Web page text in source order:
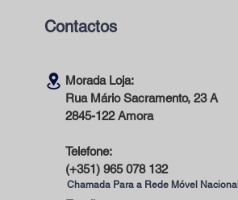
Contactos
Morada Loja:
Rua Mário Sacramento, 23 A
2845-122 Amora
Telefone:
(+351) 965 078 132
Chamada Para a Rede Móvel Nacional